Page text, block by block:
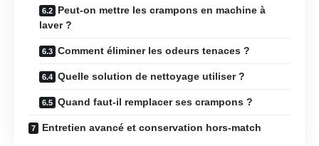
Peut-on mettre les crampons en machine à
laver ?
Comment éliminer les odeurs tenaces ?
Quelle solution de nettoyage utiliser ?
Quand faut-il remplacer ses crampons ?
Entretien avancé et conservation hors-match